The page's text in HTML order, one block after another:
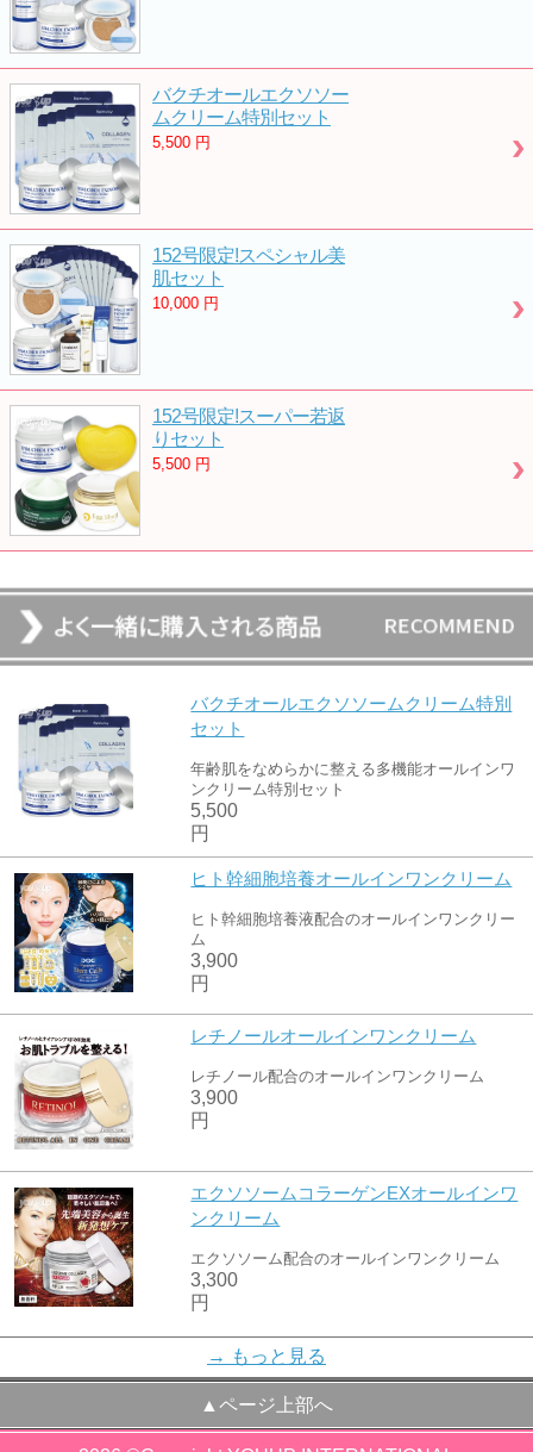
バクチオールエクソソー
ムクリーム特別セット
5,500 円
152号限定!スペシャル美
肌セット
10,000 円
152号限定!スーパー若返
りセット
5,500 円
バクチオールエクソソームクリーム特別
セット
年齢肌をなめらかに整える多機能オールインワ
ンクリーム特別セット
5,500
円
ヒト幹細胞培養オールインワンクリーム
ヒト幹細胞培養液配合のオールインワンクリー
ム
3,900
円
レチノールオールインワンクリーム
レチノール配合のオールインワンクリーム
3,900
円
エクソソームコラーゲンEXオールインワ
ンクリーム
エクソソーム配合のオールインワンクリーム
3,300
円
152号限定!スーパー若返りセット
5,500
円
→ もっと見る
▲ページ上部へ